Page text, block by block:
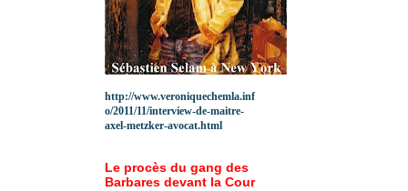
http://www.veroniquechemla.inf
o/2011/11/interview-de-maitre-
axel-metzker-avocat.html
Le procès du gang des
Barbares devant la Cour